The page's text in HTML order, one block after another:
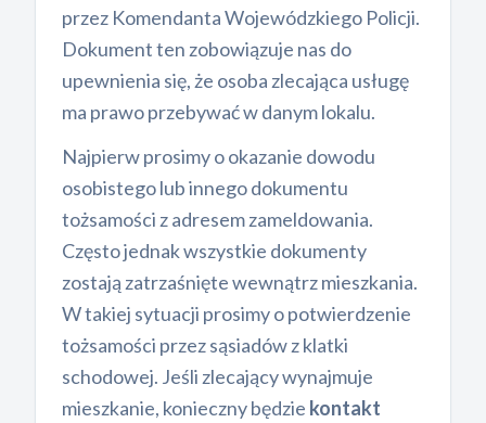
przez Komendanta Wojewódzkiego Policji.
Dokument ten zobowiązuje nas do
upewnienia się, że osoba zlecająca usługę
ma prawo przebywać w danym lokalu.
Najpierw prosimy o okazanie dowodu
osobistego lub innego dokumentu
tożsamości z adresem zameldowania.
Często jednak wszystkie dokumenty
zostają zatrzaśnięte wewnątrz mieszkania.
W takiej sytuacji prosimy o potwierdzenie
tożsamości przez sąsiadów z klatki
schodowej. Jeśli zlecający wynajmuje
mieszkanie, konieczny będzie kontakt